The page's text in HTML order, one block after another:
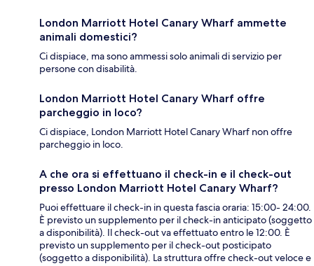
London Marriott Hotel Canary Wharf ammette
animali domestici?
Ci dispiace, ma sono ammessi solo animali di servizio per
persone con disabilità.
London Marriott Hotel Canary Wharf offre
parcheggio in loco?
Ci dispiace, London Marriott Hotel Canary Wharf non offre
parcheggio in loco.
A che ora si effettuano il check-in e il check-out
presso London Marriott Hotel Canary Wharf?
Puoi effettuare il check-in in questa fascia oraria: 15:00- 24:00.
È previsto un supplemento per il check-in anticipato (soggetto
a disponibilità). Il check-out va effettuato entro le 12:00. È
previsto un supplemento per il check-out posticipato
(soggetto a disponibilità). La struttura offre check-out veloce e